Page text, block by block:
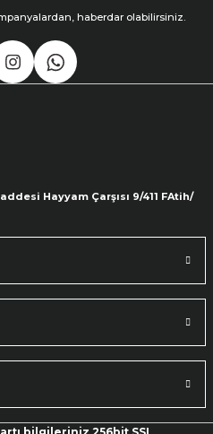
haberdar olabilirsiniz.
Hayyam Çarşısı 9/411 FAtih/